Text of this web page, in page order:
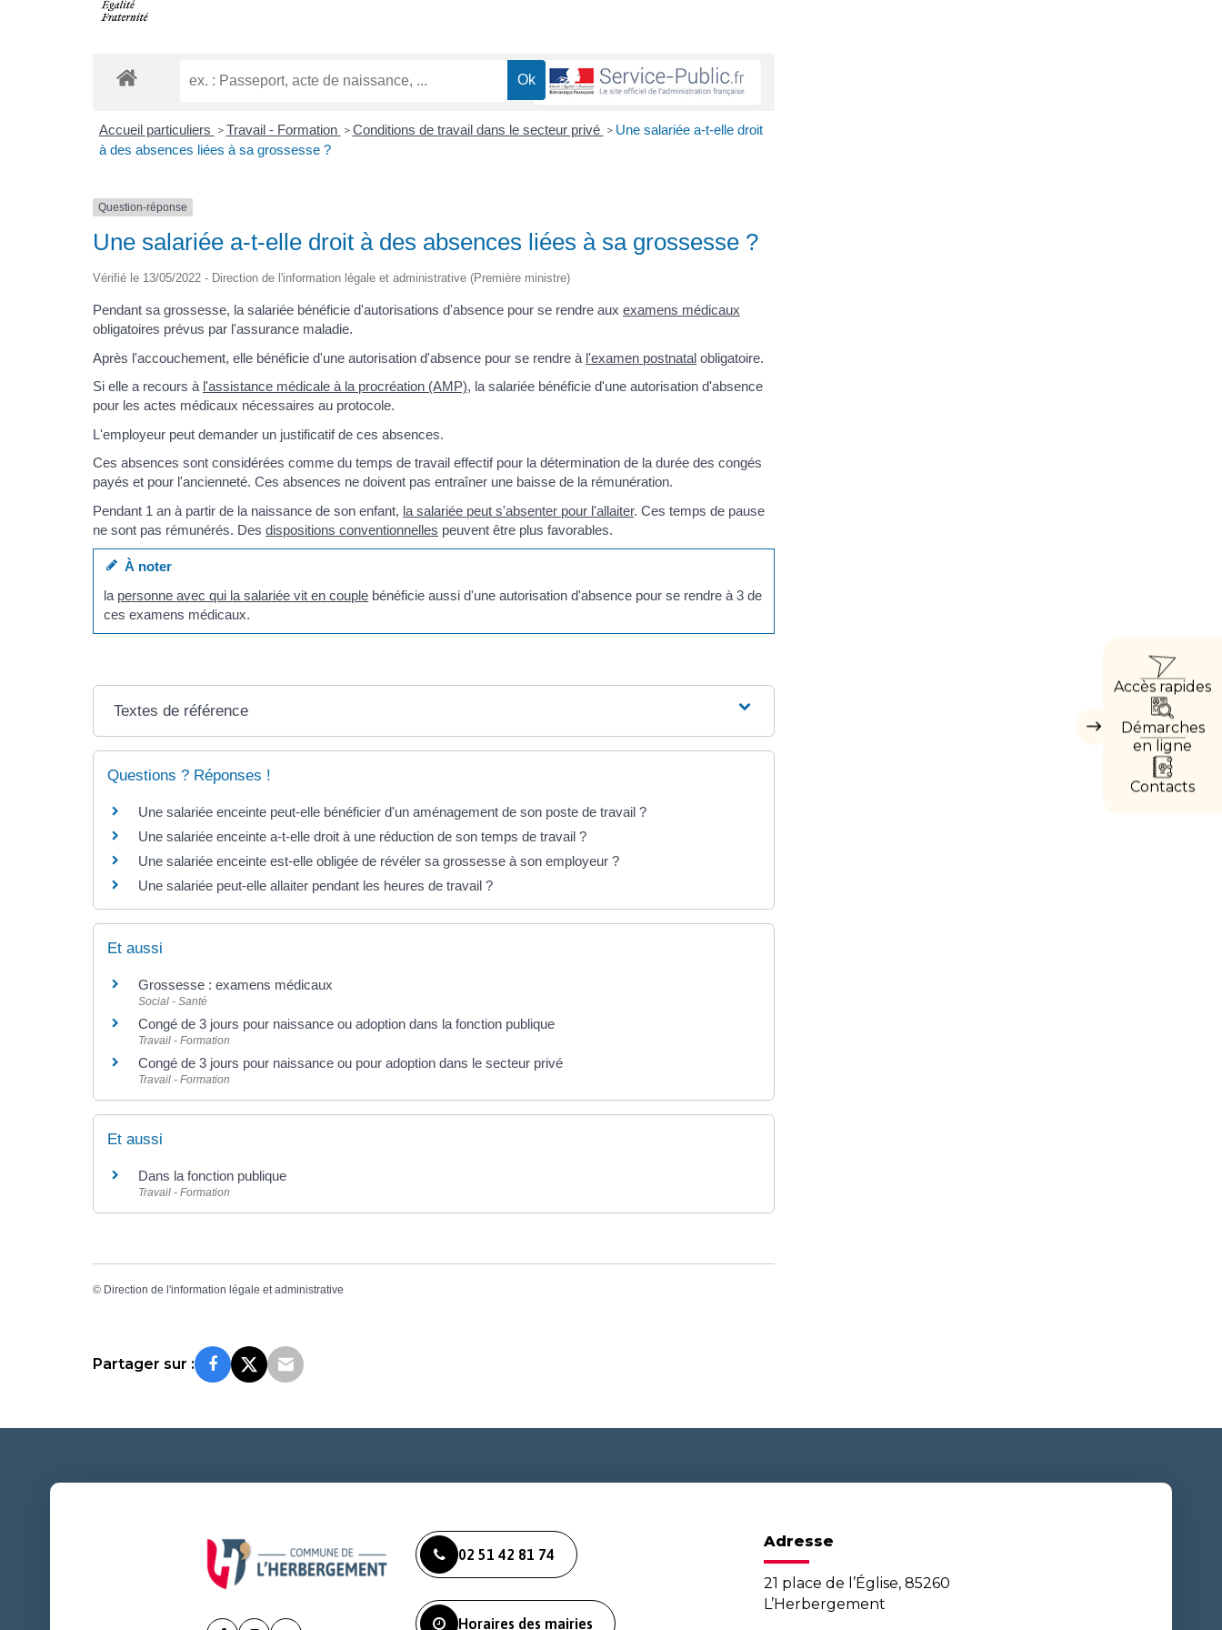
Masquer
Accès rapides
Démarches
en ligne
Contacts
Accueil particuliers > Travail - Formation > Conditions de travail dans le secteur privé > Une salariée a-t-elle droit
à des absences liées à sa grossesse ?
Question-réponse
Une salariée a-t-elle droit à des absences liées à sa grossesse ?
Vérifié le 13/05/2022 - Direction de l'information légale et administrative (Première ministre)
Pendant sa grossesse, la salariée bénéficie d'autorisations d'absence pour se rendre aux examens médicaux
obligatoires prévus par l'assurance maladie.
Après l'accouchement, elle bénéficie d'une autorisation d'absence pour se rendre à l'examen postnatal obligatoire.
Si elle a recours à l'assistance médicale à la procréation (AMP), la salariée bénéficie d'une autorisation d'absence
pour les actes médicaux nécessaires au protocole.
L'employeur peut demander un justificatif de ces absences.
Ces absences sont considérées comme du temps de travail effectif pour la détermination de la durée des congés
payés et pour l'ancienneté. Ces absences ne doivent pas entraîner une baisse de la rémunération.
Pendant 1 an à partir de la naissance de son enfant, la salariée peut s'absenter pour l'allaiter. Ces temps de pause
ne sont pas rémunérés. Des dispositions conventionnelles peuvent être plus favorables.
À noter
la personne avec qui la salariée vit en couple bénéficie aussi d'une autorisation d'absence pour se rendre à 3 de
ces examens médicaux.
Textes de référence
Questions ? Réponses !
Une salariée enceinte peut-elle bénéficier d'un aménagement de son poste de travail ?
Une salariée enceinte a-t-elle droit à une réduction de son temps de travail ?
Une salariée enceinte est-elle obligée de révéler sa grossesse à son employeur ?
Une salariée peut-elle allaiter pendant les heures de travail ?
Et aussi
Grossesse : examens médicaux
Social - Santé
Congé de 3 jours pour naissance ou adoption dans la fonction publique
Travail - Formation
Congé de 3 jours pour naissance ou pour adoption dans le secteur privé
Travail - Formation
Et aussi
Dans la fonction publique
Travail - Formation
© Direction de l'information légale et administrative
Partager sur :
02 51 42 81 74
Horaires des mairies
Adresse
21 place de l’Église, 85260
L’Herbergement